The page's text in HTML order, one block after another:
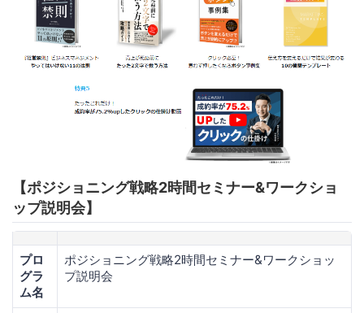
【ポジショニング戦略2時間セミナー&ワークショ
ップ説明会】
プロ
グラ
ム名
ポジショニング戦略2時間セミナー&ワークショッ
プ説明会